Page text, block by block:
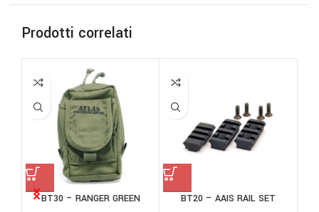
Prodotti correlati
BT30 – RANGER GREEN BT20 – AAIS RAIL SET